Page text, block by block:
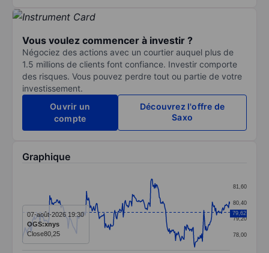
Vous voulez commencer à investir ?
Négociez des actions avec un courtier auquel plus de
1.5 millions de clients font confiance. Investir comporte
des risques. Vous pouvez perdre tout ou partie de votre
investissement.
Ouvrir un
compte
Découvrez l'offre de
Saxo
Graphique
Line chart with 295 data points.
The chart has 1 X axis displaying categories.
The chart has 1 Y axis displaying values. Data ranges
78,00
79,20
80,40
81,60
79,62
07-août-2026 19:30
OGS:xnys
Close80,25